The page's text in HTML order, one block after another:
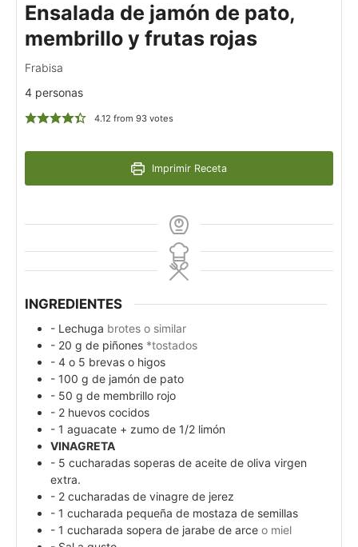
Ensalada de jamón de pato,
membrillo y frutas rojas
Frabisa
4 personas
4.12 from 93votes
Imprimir Receta
INGREDIENTES
- Lechuga brotes o similar
- 20 g de piñones *tostados
- 4 o 5 brevas o higos
- 100 g de jamón de pato
- 50 g de membrillo rojo
- 2 huevos cocidos
- 1 aguacate + zumo de 1/2 limón
VINAGRETA
- 5 cucharadas soperas de aceite de oliva virgen
extra.
- 2 cucharadas de vinagre de jerez
- 1 cucharada pequeña de mostaza de semillas
- 1 cucharada sopera de jarabe de arce o miel